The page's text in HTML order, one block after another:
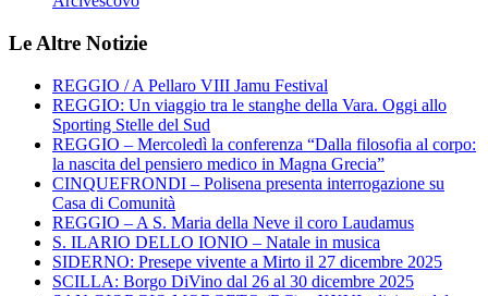
Le Altre Notizie
REGGIO / A Pellaro VIII Jamu Festival
REGGIO: Un viaggio tra le stanghe della Vara. Oggi allo
Sporting Stelle del Sud
REGGIO – Mercoledì la conferenza “Dalla filosofia al corpo:
la nascita del pensiero medico in Magna Grecia”
CINQUEFRONDI – Polisena presenta interrogazione su
Casa di Comunità
REGGIO – A S. Maria della Neve il coro Laudamus
S. ILARIO DELLO IONIO – Natale in musica
SIDERNO: Presepe vivente a Mirto il 27 dicembre 2025
SCILLA: Borgo DiVino dal 26 al 30 dicembre 2025